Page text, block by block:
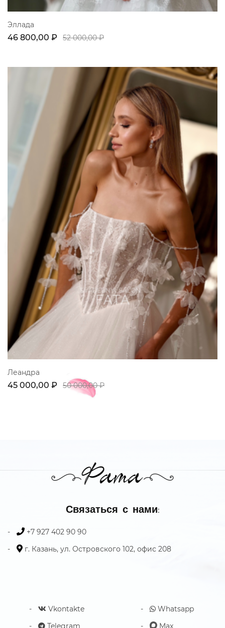
Эллада
46 800,00 ₽ 52 000,00 ₽
Леандра
45 000,00 ₽ 50 000,00 ₽
Связаться с нами:
+7 927 402 90 90
г. Казань, ул. Островского 102, офис 208
Vkontakte
Telegram
Whatsapp
Max